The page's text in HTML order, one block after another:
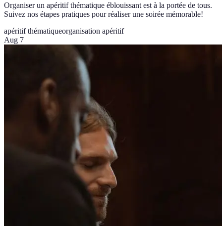
Organiser un apéritif thématique éblouissant est à la portée de tous.
Suivez nos étapes pratiques pour réaliser une soirée mémorable!
apéritif thématiqueorganisation apéritif
Aug 7